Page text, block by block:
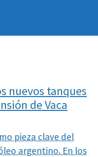
nuevos tanques
de Vaca
pieza clave del
argentino. En los